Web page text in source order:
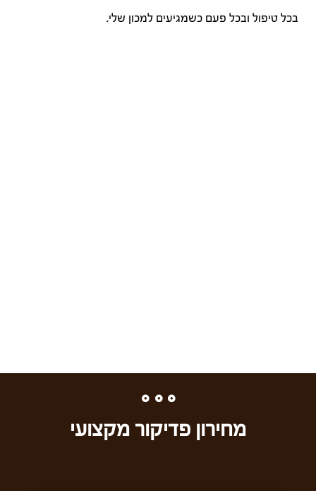
בכל טיפול ובכל פעם כשמגיעים למכון שלי.
מחירון פדיקור מקצועי